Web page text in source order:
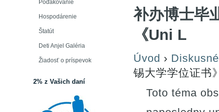
Poďakovanie
Hospodárenie
Štatút
Deti Anjel Galéria
Žiadosť o príspevok
2% z Vašich daní
补办博士毕
《Uni L
Úvod ›
锡大学学位证书
Toto téma